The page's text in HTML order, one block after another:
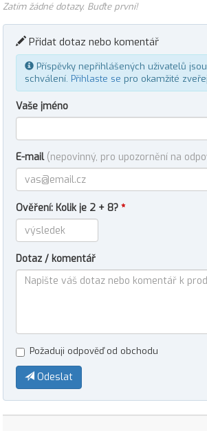
Zatím žádné dotazy. Buďte první!
Přidat dotaz nebo komentář
Příspěvky nepřihlášených uživatelů
schválení. Přihlaste se pro okamžité
Vaše jméno
E-mail (nepovinný, pro upozornění na
Ověření: Kolik je 2 + 8? *
Dotaz / komentář
Požaduji odpověď od obchodu
Odeslat